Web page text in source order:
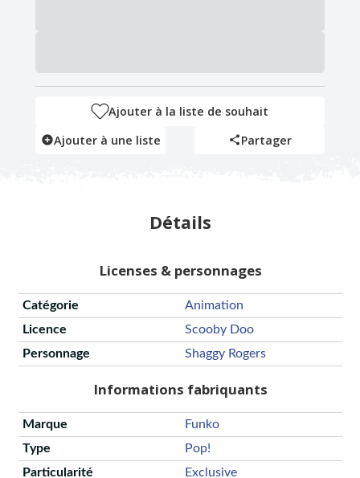
Ajouter à la liste de souhait
Ajouter à une liste
Partager
Détails
Licenses & personnages
Catégorie
Animation
Licence
Scooby Doo
Personnage
Shaggy Rogers
Informations fabriquants
Marque
Funko
Type
Pop!
Particularité
Exclusive